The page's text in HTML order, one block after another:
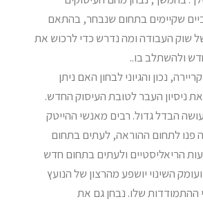
שקיימים בתחום שנבחר, בהתאם
שוק העבודה ומה נדרש כדי לרכוש את
ולהשתלב בו..
נכון והגיוני לבחון האם ניתן
ניסיון העבר לטובת העיסוק החדש.
הבדל גדול. רבים מאנשי ההייטק
פנו לתחום ההוראה, לעתים בתחום
הריאליסטיים ולעתים בתחום חדש
ועומק השינוי יושפע מהרצון של הנועץ
ההתמודדות שלו. נבחן גם את